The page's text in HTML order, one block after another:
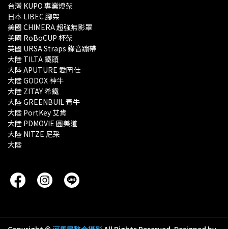
台灣 KUPO 專業燈架
日本 LIBEC 腳架
美國 CHIMERA 超強無影罩
美國 RoBoCUP 杯架
英國 URSA Straps 錄音蹦帶
大陸 TILTA 鐵頭
大陸 APUTURE 愛圖仕
大陸 GODOX 神牛
大陸 ZITAY 希鐵
大陸 GREENBUIL 青牛
大陸 PortKey 艾肯
大陸 PDMOVIE 圓美道
大陸 NITZE 尼采
大陸